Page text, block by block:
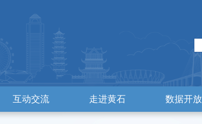
互动交流 走进黄石 数据开放